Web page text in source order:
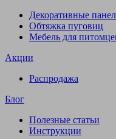
Декоративные
Обтяжка пуговиц
Мебель для
Акции
Распродажа
Блог
Полезные статьи
Инструкции